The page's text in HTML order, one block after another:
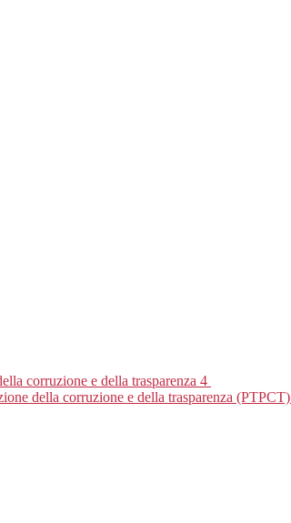
corruzione e della trasparenza 4
della corruzione e della trasparenza (PTPCT)